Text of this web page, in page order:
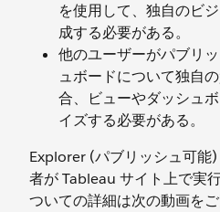
を使用して、独自のビ
成する必要がある。
他のユーザーがパブリ
ュボードについて独自
合、ビューやダッシュ
イズする必要がある。
Explorer (パブリッシュ可能
者が Tableau サイト上で実
ついての詳細は次の動画を